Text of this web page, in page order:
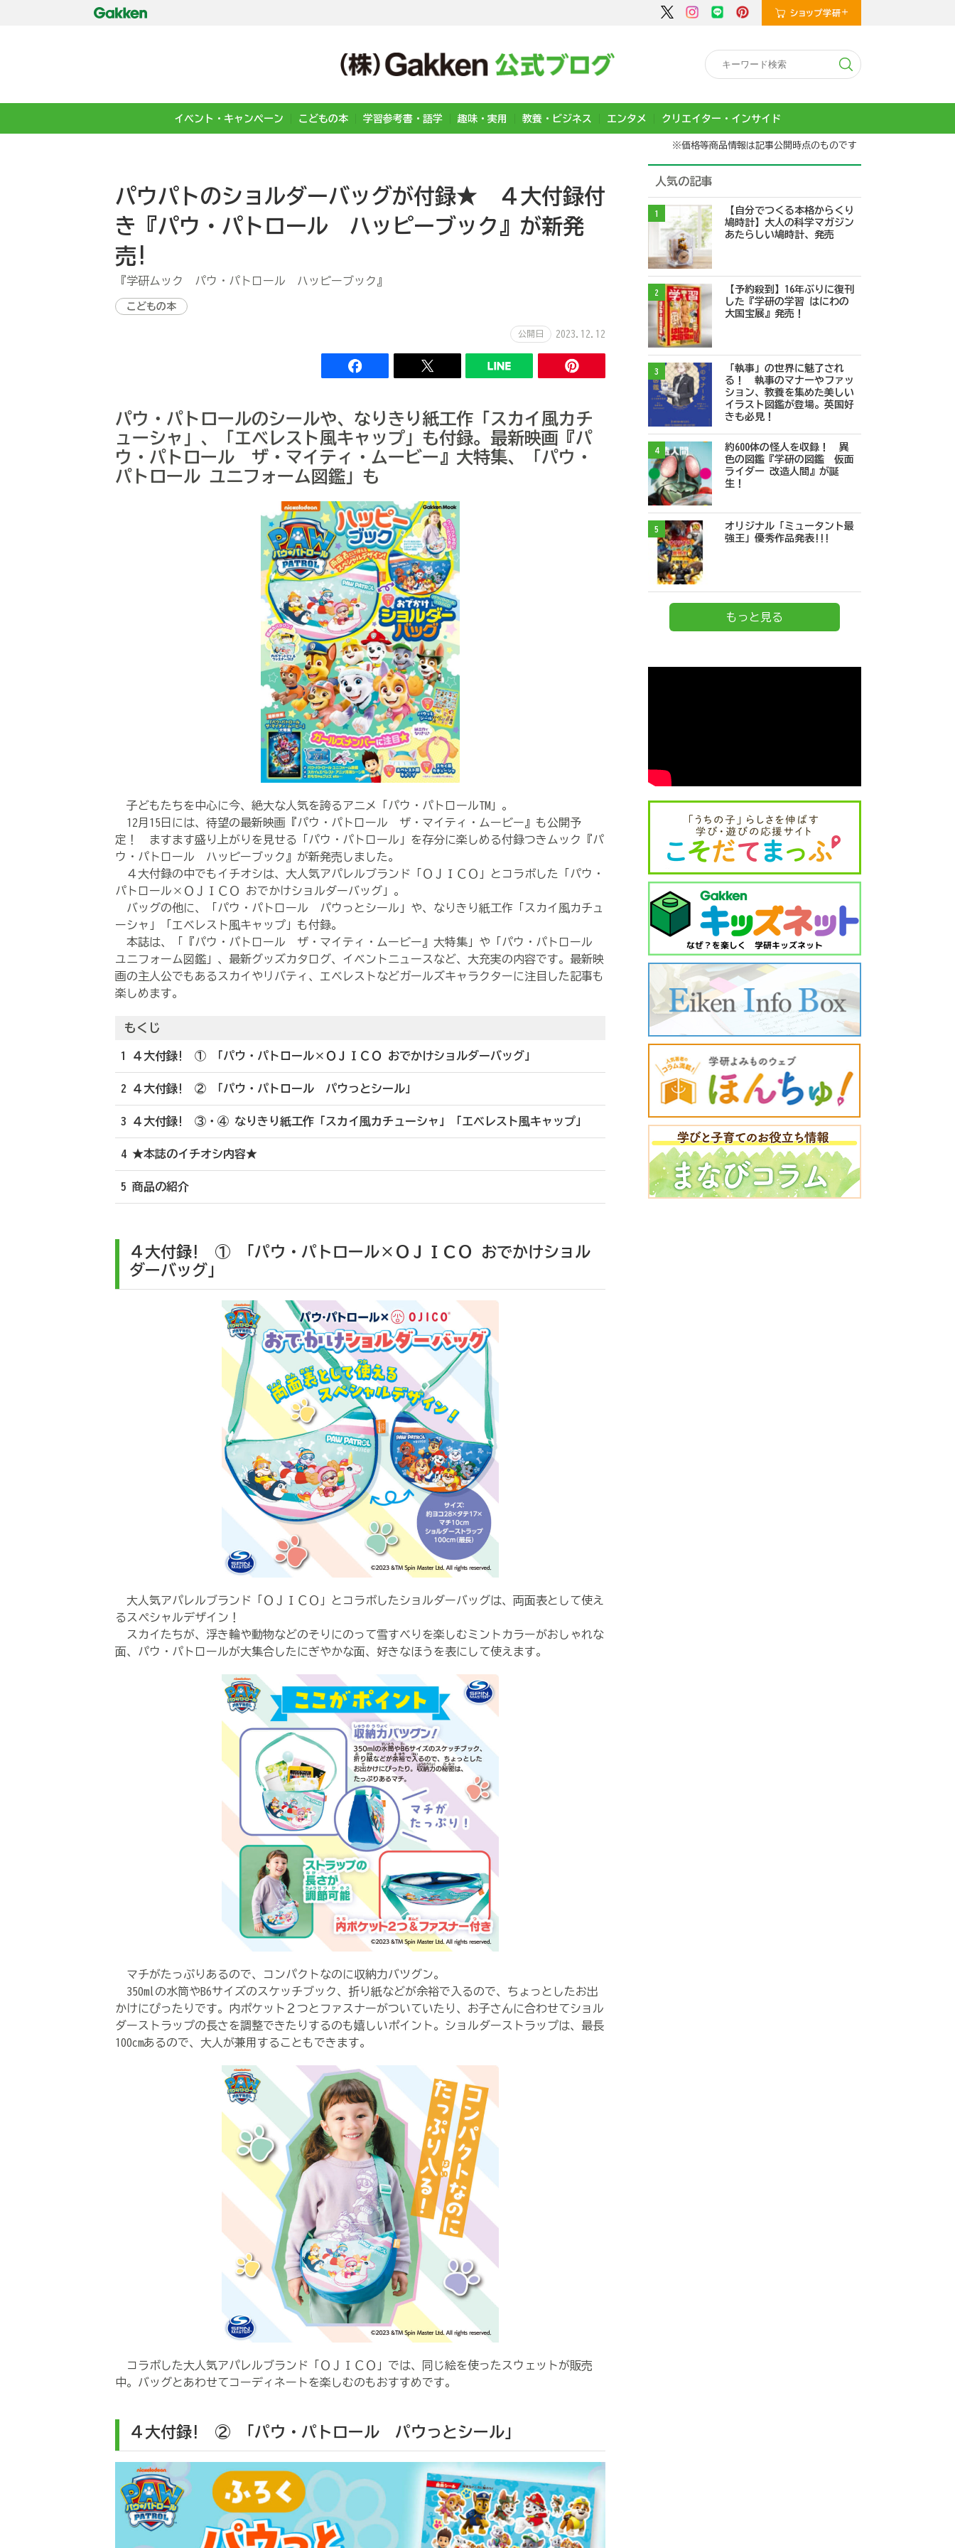
イベント・キャンペーン こどもの本 学習参考書・語学 趣味・実用 教養・ビジネス エンタメ クリエイター・インサイド
※価格等商品情報は記事公開時点のものです
パウパトのショルダーバッグが付録★ ４大付録付
き『パウ・パトロール ハッピーブック』が新発
売!
『学研ムック パウ・パトロール ハッピーブック』
こどもの本
公開日 2023.12.12
パウ・パトロールのシールや、なりきり紙工作「スカイ風カチ
ューシャ」、「エベレスト風キャップ」も付録。最新映画『パ
ウ・パトロール ザ・マイティ・ムービー』大特集、「パウ・
パトロール ユニフォーム図鑑」も
子どもたちを中心に今、絶大な人気を誇るアニメ「パウ・パトロールTM」。
12月15日には、待望の最新映画『パウ・パトロール ザ・マイティ・ムービー』も公開予
定！ ますます盛り上がりを見せる「パウ・パトロール」を存分に楽しめる付録つきムック『パ
ウ・パトロール ハッピーブック』が新発売しました。
４大付録の中でもイチオシは、大人気アパレルブランド「ＯＪＩＣＯ」とコラボした「パウ・
パトロール×ＯＪＩＣＯ おでかけショルダーバッグ」。
バッグの他に、「パウ・パトロール パウっとシール」や、なりきり紙工作「スカイ風カチュ
ーシャ」「エベレスト風キャップ」も付録。
本誌は、「『パウ・パトロール ザ・マイティ・ムービー』大特集」や「パウ・パトロール
ユニフォーム図鑑」、最新グッズカタログ、イベントニュースなど、大充実の内容です。最新映
画の主人公でもあるスカイやリバティ、エベレストなどガールズキャラクターに注目した記事も
楽しめます。
もくじ
1 ４大付録! ① 「パウ・パトロール×ＯＪＩＣＯ おでかけショルダーバッグ」
2 ４大付録! ② 「パウ・パトロール パウっとシール」
3 ４大付録! ③・④ なりきり紙工作「スカイ風カチューシャ」「エベレスト風キャップ」
4 ★本誌のイチオシ内容★
5 商品の紹介
４大付録! ① 「パウ・パトロール×ＯＪＩＣＯ おでかけショル
ダーバッグ」
大人気アパレルブランド「ＯＪＩＣＯ」とコラボしたショルダーバッグは、両面表として使え
るスペシャルデザイン！
スカイたちが、浮き輪や動物などのそりにのって雪すべりを楽しむミントカラーがおしゃれな
面、パウ・パトロールが大集合したにぎやかな面、好きなほうを表にして使えます。
マチがたっぷりあるので、コンパクトなのに収納力バツグン。
350mlの水筒やB6サイズのスケッチブック、折り紙などが余裕で入るので、ちょっとしたお出
かけにぴったりです。内ポケット２つとファスナーがついていたり、お子さんに合わせてショル
ダーストラップの長さを調整できたりするのも嬉しいポイント。ショルダーストラップは、最長
100cmあるので、大人が兼用することもできます。
コラボした大人気アパレルブランド「ＯＪＩＣＯ」では、同じ絵を使ったスウェットが販売
中。バッグとあわせてコーディネートを楽しむのもおすすめです。
４大付録! ② 「パウ・パトロール パウっとシール」
人気の記事
1
【自分でつくる本格からくり
鳩時計】大人の科学マガジン
あたらしい鳩時計、発売
2
【予約殺到】16年ぶりに復刊
した『学研の学習 はにわの
大国宝展』発売！
3
「執事」の世界に魅了され
る！ 執事のマナーやファッ
ション、教養を集めた美しい
イラスト図鑑が登場。英国好
きも必見！
4
約600体の怪人を収録！ 異
色の図鑑『学研の図鑑 仮面
ライダー 改造人間』が誕
生！
5
オリジナル「ミュータント最
強王」優秀作品発表!!!
もっと見る